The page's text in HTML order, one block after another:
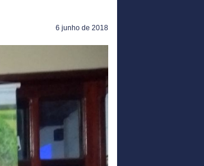
6 junho de 2018